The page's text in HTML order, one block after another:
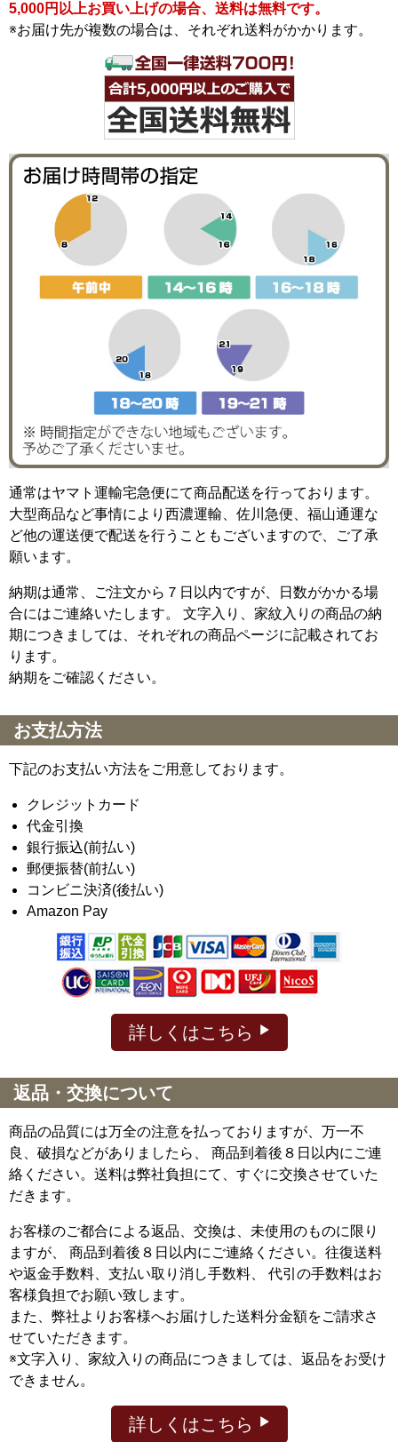
5,000円以上お買い上げの場合、送料は無料です。
※お届け先が複数の場合は、それぞれ送料がかかります。
通常はヤマト運輸宅急便にて商品配送を行っております。
大型商品など事情により西濃運輸、佐川急便、福山通運な
ど他の運送便で配送を行うこともございますので、ご了承
願います。
納期は通常、ご注文から７日以内ですが、日数がかかる場
合にはご連絡いたします。 文字入り、家紋入りの商品の納
期につきましては、それぞれの商品ページに記載されてお
ります。
納期をご確認ください。
お支払方法
下記のお支払い方法をご用意しております。
クレジットカード
代金引換
銀行振込(前払い)
郵便振替(前払い)
コンビニ決済(後払い)
Amazon Pay
詳しくはこちら
返品・交換について
商品の品質には万全の注意を払っておりますが、万一不
良、破損などがありましたら、 商品到着後８日以内にご連
絡ください。送料は弊社負担にて、すぐに交換させていた
だきます。
お客様のご都合による返品、交換は、未使用のものに限り
ますが、
商品到着後８日以内にご連絡ください。往復送料
や返金手数料、支払い取り消し手数料、 代引の手数料はお
客様負担でお願い致します。
また、弊社よりお客様へお届けした送料分金額をご請求さ
せていただきます。
※文字入り、家紋入りの商品につきましては、返品をお受け
できません。
詳しくはこちら